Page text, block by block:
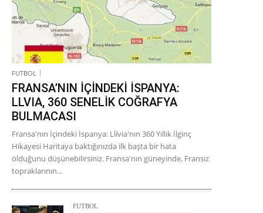
FUTBOL
FRANSA’NIN İÇİNDEKİ İSPANYA:
LLVIA, 360 SENELİK COĞRAFYA
BULMACASI
Fransa'nın İçindeki İspanya: Llívia'nın 360 Yıllık İlginç
Hikayesi Haritaya baktığınızda ilk başta bir hata
olduğunu düşünebilirsiniz. Fransa'nın güneyinde, Fransız
topraklarının...
FUTBOL